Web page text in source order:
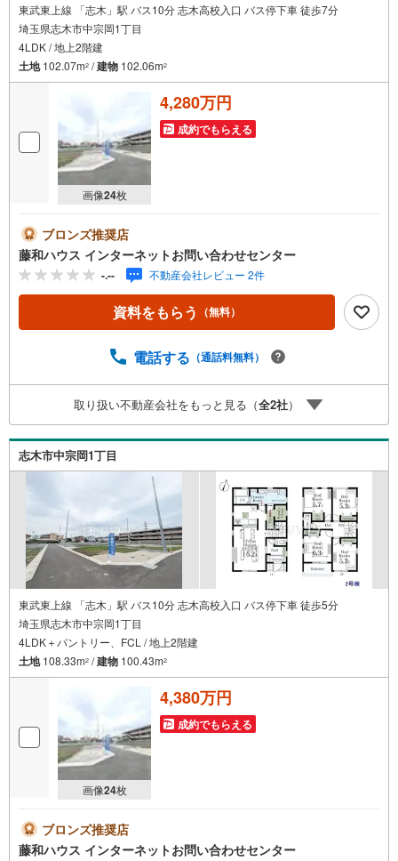
東武東上線 「志木」駅 バス10分 志木高校入口 バス停下車 徒歩7分
埼玉県志木市中宗岡1丁目
4LDK / 地上2階建
土地102.07m2 /建物 102.06m2
画像24枚
4,280万円
成約でもらえる
ブロンズ推奨店
藤和ハウス インターネットお問い合わせセンター
-.-- 不動産会社レビュー 2件
資料をもらう （無料）
電話する （通話料無料）
取り扱い不動産会社をもっと見る（全2社）
志木市中宗岡1丁目
東武東上線 「志木」駅 バス10分 志木高校入口 バス停下車 徒歩5分
埼玉県志木市中宗岡1丁目
4LDK＋パントリー、FCL / 地上2階建
土地108.33m2 /建物 100.43m2
画像24枚
4,380万円
成約でもらえる
ブロンズ推奨店
藤和ハウス インターネットお問い合わせセンター